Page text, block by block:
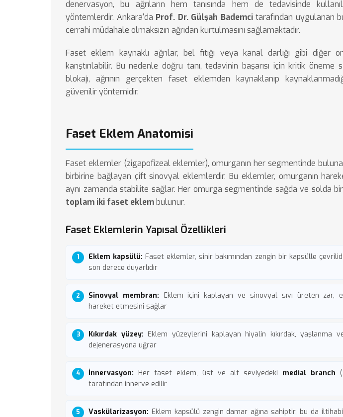
denervasyon, bu ağrıların hem tanısında hem de tedavisinde
yöntemlerdir. Ankara'da Prof. Dr. Gülşah Bademcitarafından uygulanan
cerrahi müdahale olmaksızın ağrıdan kurtulmasını sağlamaktadır.
Faset eklem kaynaklı ağrılar, bel fıtığı veya kanal darlığı gibi diğer
karıştırılabilir. Bu nedenle doğru tanı, tedavinin başarısı için kritik öneme
blokajı, ağrının gerçekten faset eklemden kaynaklanıp
güvenilir yöntemidir.
Faset Eklem Anatomisi
Faset eklemler (zigapofizeal eklemler), omurganın her segmentinde
birbirine bağlayan çift sinovyal eklemlerdir. Bu eklemler, omurganın
aynı zamanda stabilite sağlar. Her omurga segmentinde sağda ve solda
toplam iki faset eklembulunur.
Faset Eklemlerin Yapısal Özellikleri
Eklem kapsülü: Faset eklemler, sinir bakımından zengin bir kapsülle
son derece duyarlıdır
Sinovyal membran: Eklem içini kaplayan ve sinovyal sıvı üreten zar,
hareket etmesini sağlar
Kıkırdak yüzey: Eklem yüzeylerini kaplayan hiyalin kıkırdak, yaşlanma
dejenerasyona uğrar
İnnervasyon: Her faset eklem, üst ve alt seviyedeki medial branch
tarafından innerve edilir
Vaskülarizasyon: Eklem kapsülü zengin damar ağına sahiptir, bu da